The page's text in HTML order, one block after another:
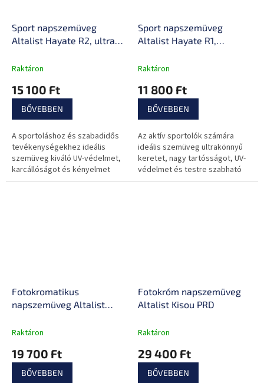
Sport napszemüveg
Altalist Hayate R2, ultra
látómező, karcolásgátló
Raktáron
15 100 Ft
BŐVEBBEN
A sportoláshoz és szabadidős
tevékenységekhez ideális
szemüveg kiváló UV-védelmet,
karcállóságot és kényelmet
biztosít az ultrakönnyű keretnek
Sport napszemüveg
Altalist Hayate R1,
keret, széles látómező,
Raktáron
11 800 Ft
BŐVEBBEN
Az aktív sportolók számára
ideális szemüveg ultrakönnyű
keretet, nagy tartósságot, UV-
védelmet és testre szabható
orrnyerget kínál a tökéletes
Fotokromatikus
napszemüveg Altalist
könnyű keret, széles
kezelés
Raktáron
19 700 Ft
BŐVEBBEN
Fotokróm napszemüveg
Altalist Kisou PRD
Raktáron
29 400 Ft
BŐVEBBEN